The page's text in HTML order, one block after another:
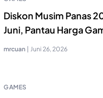
Diskon Musim Panas
Juni, Pantau Harga
mrcuan | Juni 26, 2026
GAMES